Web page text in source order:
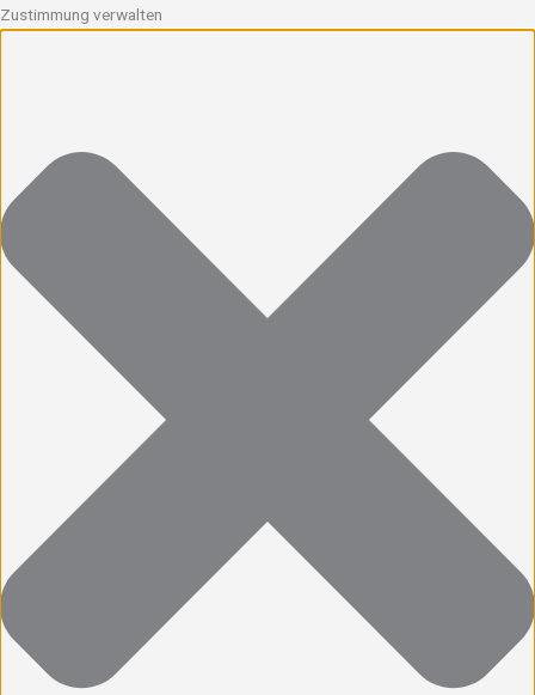
Zustimmung verwalten